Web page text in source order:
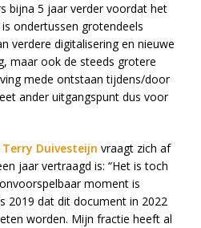
bijna 5 jaar verder voordat het
ondertussen grotendeels
verdere digitalisering en nieuwe
maar ook de steeds grotere
mede ontstaan tijdens/door
ander uitgangspunt dus voor
Terry Duivesteijn vraagt zich af
jaar vertraagd is: “Het is toch
moment is
2019 dat dit document in 2022
worden. Mijn fractie heeft al